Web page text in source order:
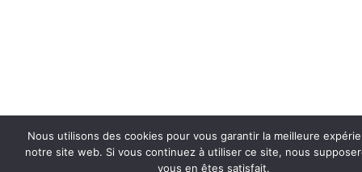
Nous utilisons des cookies pour vous garantir la meilleure
notre site web. Si vous continuez à utiliser ce site, nous
vous en êtes satisfait.